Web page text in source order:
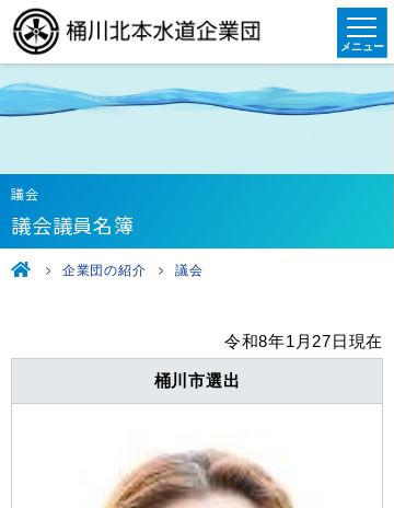
議会
議会議員名簿
企業団の紹介 議会
令和8年1月27日現在
桶川市選出